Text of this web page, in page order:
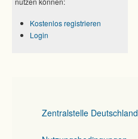
Kostenlos registrieren
Login
Zentralstelle Deutschland